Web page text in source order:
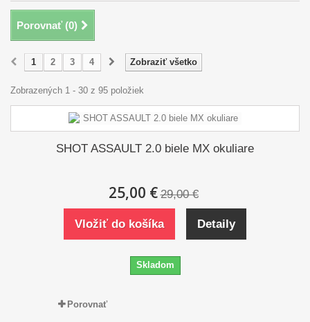
Porovnať (0)
Zobraziť všetko
1 2 3 4
Zobrazených 1 - 30 z 95 položiek
SHOT ASSAULT 2.0 biele MX okuliare
25,00 € 29,00 €
Vložiť do košíka Detaily
Skladom
Porovnať